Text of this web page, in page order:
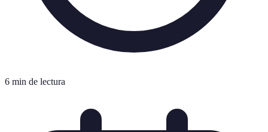
6 min de lectura